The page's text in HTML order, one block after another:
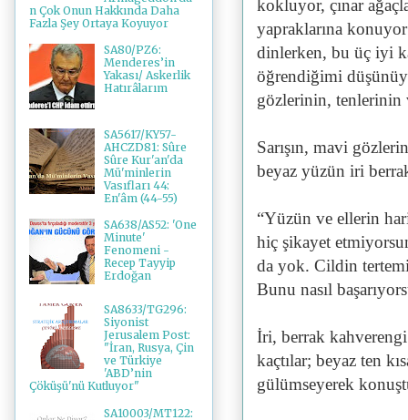
kokluyor, çınar
yapraklarına
dinlerken, bu üç iyi
öğrendiğimi
gözlerinin, tenlerinin
Sarışın, mavi
beyaz yüzün iri
“Yüzün ve ellerin
hiç şikayet
da yok. Cildin
Bunu nasıl
İri, berrak kahverengi
kaçtılar; beyaz ten
gülümseyerek
n Çok Onun Hakkında Daha
Fazla Şey Ortaya Koyuyor
SA80/PZ6:
Menderes’in
Yakası/ Askerlik
Hatırâlarım
SA5617/KY57-
AHCZD81: Sûre
Sûre Kur'an'da
Mü'minlerin
Vasıfları 44:
En'âm (44-55)
SA638/AS52: 'One
Minute'
Fenomeni -
Recep Tayyip
Erdoğan
SA8633/TG296:
Siyonist
Jerusalem Post:
"İran, Rusya, Çin
ve Türkiye
'ABD’nin
Çöküşü'nü Kutluyor"
SA10003/MT122: